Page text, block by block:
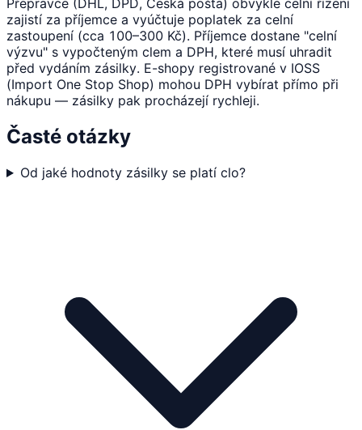
Přepravce (DHL, DPD, Česká pošta) obvykle celní řízení
zajistí za příjemce a vyúčtuje poplatek za celní
zastoupení (cca 100–300 Kč). Příjemce dostane "celní
výzvu" s vypočteným clem a DPH, které musí uhradit
před vydáním zásilky. E-shopy registrované v IOSS
(Import One Stop Shop) mohou DPH vybírat přímo při
nákupu — zásilky pak procházejí rychleji.
Časté otázky
Od jaké hodnoty zásilky se platí clo?